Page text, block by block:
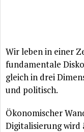
Wir leben in einer
fundamentale
gleich in drei
und politisch.
Ökonomischer
Digitalisierung wird